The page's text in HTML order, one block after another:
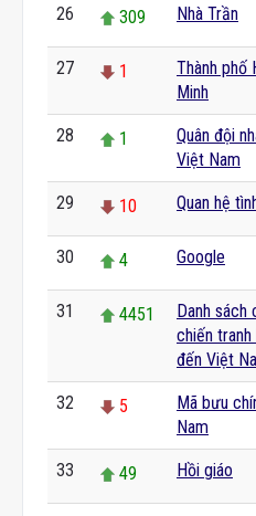
26 309 Nhà Trần
27 1
Thành phố
Minh
28 1
Quân đội
Việt Nam
29 10 Quan hệ
30 4 Google
31 4451
Danh sách
chiến tranh
đến Việt
32 5
Mã bưu
Nam
33 49 Hồi giáo